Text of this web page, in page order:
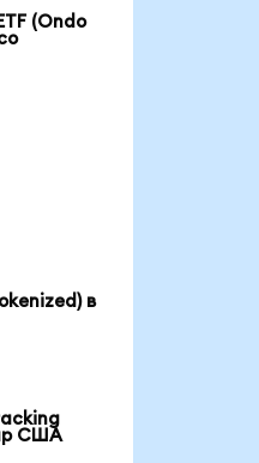
(Ondo
в
США